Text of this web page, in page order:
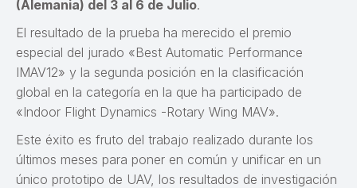
(Alemania) del 3 al 6 de Julio.
El resultado de la prueba ha merecido el premio
especial del jurado «Best Automatic Performance
IMAV12» y la segunda posición en la clasificación
global en la categoría en la que ha participado de
«Indoor Flight Dynamics -Rotary Wing MAV».
Este éxito es fruto del trabajo realizado durante los
últimos meses para poner en común y unificar en un
único prototipo de UAV, los resultados de investigación